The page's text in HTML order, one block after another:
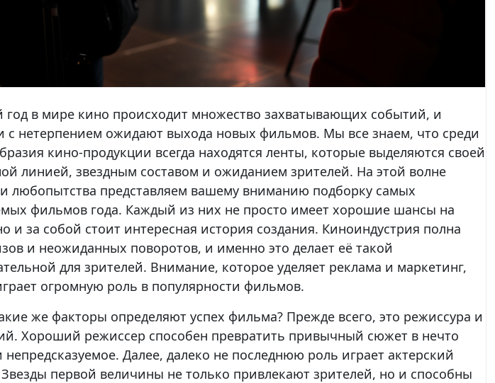
год в мире кино происходит множество захватывающих событий, и
с нетерпением ожидают выхода новых фильмов. Мы все знаем, что среди
кино-продукции всегда находятся ленты, которые выделяются своей
линией, звездным составом и ожиданием зрителей. На этой волне
любопытства представляем вашему вниманию подборку самых
фильмов года. Каждый из них не просто имеет хорошие шансы на
и за собой стоит интересная история создания. Киноиндустрия полна
и неожиданных поворотов, и именно это делает её такой
для зрителей. Внимание, которое уделяет реклама и маркетинг,
огромную роль в популярности фильмов.
же факторы определяют успех фильма? Прежде всего, это режиссура и
Хороший режиссер способен превратить привычный сюжет в нечто
непредсказуемое. Далее, далеко не последнюю роль играет актерский
Звезды первой величины не только привлекают зрителей, но и способны